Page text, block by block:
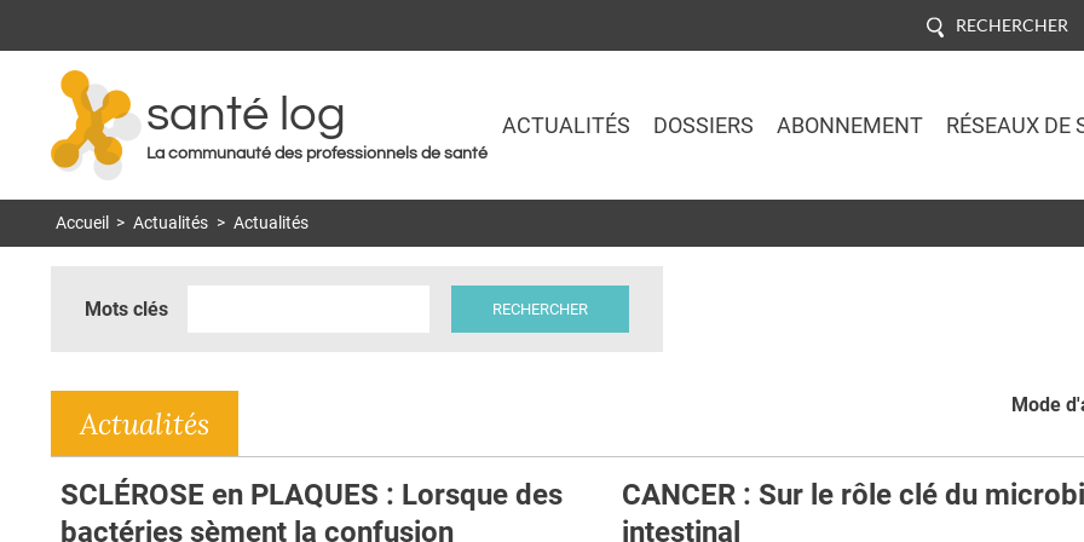
RECHERCHER
santé log
La communauté des professionnels de santé
ACTUALITÉS DOSSIERS ABONNEMENT RÉSEAUX DE
Accueil > Actualités > Actualités
Mots clés
Mode
Actualités
SCLÉROSE en PLAQUES : Lorsque des
bactéries sèment la confusion
CANCER : Sur le rôle clé du
intestinal